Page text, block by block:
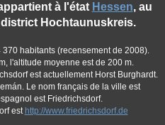
à l'état Hessen, au
Hochtaunuskreis.
habitants (recensement de 2008).
l'altitude moyenne est de 200 m.
est actuellement Horst Burghardt.
Le nom français de la ville est
est Friedrichsdorf.
est http://www.friedrichsdorf.de